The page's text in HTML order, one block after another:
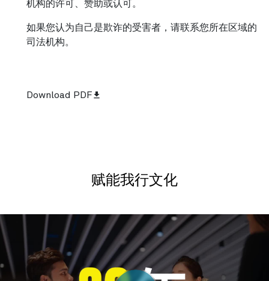
机构的许可、赞助或认可。
如果您认为自己是欺诈的受害者，请联系您所在区域的
司法机构。
Download PDFfile_download
赋能我行文化